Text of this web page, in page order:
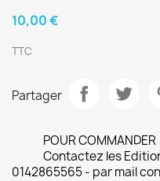
10,00 €
TTC
Partager
POUR COMMANDER
Contactez les
0142865565 - par mail